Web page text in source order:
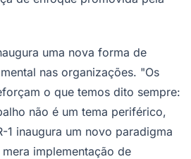
uma nova forma de
nas organizações. "Os
o que temos dito sempre:
não é um tema periférico,
1 inaugura um novo paradigma
implementação de